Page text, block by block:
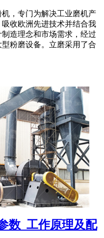
，专门为解决工业磨机产
收欧洲先进技术并结合我
造理念和市场需求，经过
粉磨设备。立磨采用了合
数_工作原理及配